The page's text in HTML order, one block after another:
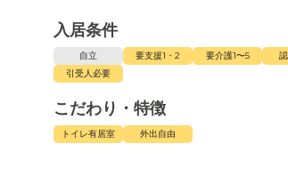
入居条件
自立 要支援1・2 要介護1〜5
引受人必要
こだわり・特徴
トイレ有居室 外出自由